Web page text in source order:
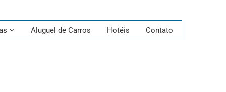
Aluguel de Carros Hotéis Contato